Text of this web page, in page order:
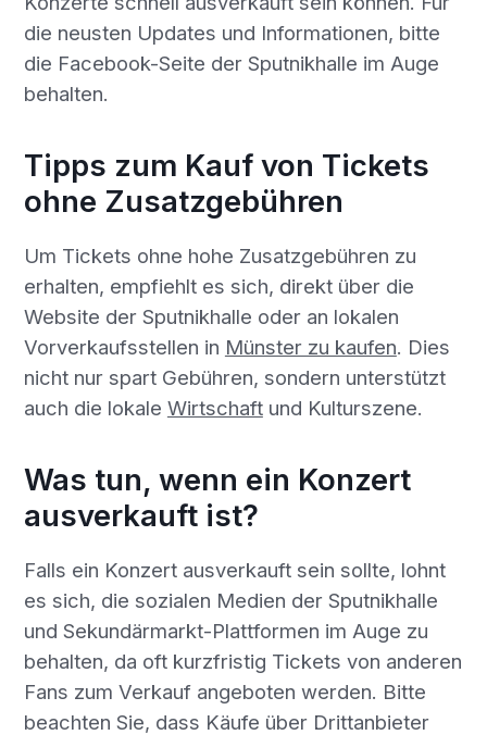
die neusten Updates und Informationen, bitte
die Facebook-Seite der Sputnikhalle im Auge
behalten.
Tipps zum Kauf von Tickets
ohne Zusatzgebühren
Um Tickets ohne hohe Zusatzgebühren zu
erhalten, empfiehlt es sich, direkt über die
Website der Sputnikhalle oder an lokalen
Vorverkaufsstellen in Münster zu kaufen. Dies
nicht nur spart Gebühren, sondern unterstützt
auch die lokale Wirtschaftund Kulturszene.
Was tun, wenn ein Konzert
ausverkauft ist?
Falls ein Konzert ausverkauft sein sollte, lohnt
es sich, die sozialen Medien der Sputnikhalle
und Sekundärmarkt-Plattformen im Auge zu
behalten, da oft kurzfristig Tickets von anderen
Fans zum Verkauf angeboten werden. Bitte
beachten Sie, dass Käufe über Drittanbieter